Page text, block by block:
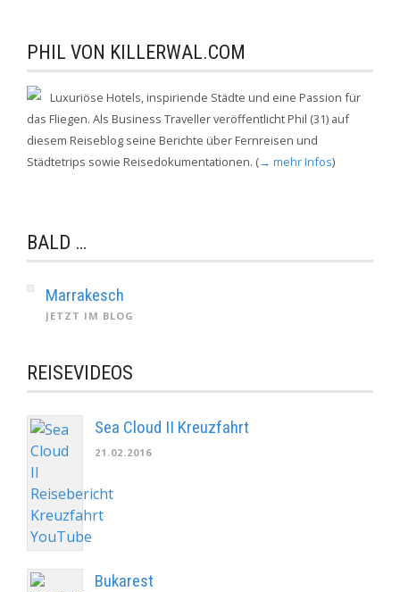
PHIL VON KILLERWAL.COM
Luxuriöse Hotels, inspiriende Städte und eine Passion für
das Fliegen. Als Business Traveller veröffentlicht Phil (31) auf
diesem Reiseblog seine Berichte über Fernreisen und
Städtetrips sowie Reisedokumentationen. (→ mehr Infos)
BALD …
Marrakesch
JETZT IM BLOG
REISEVIDEOS
Sea Cloud II Kreuzfahrt
21.02.2016
Bukarest